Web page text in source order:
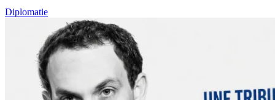
Diplomatie